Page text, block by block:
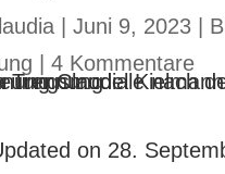
| Juni 9, 2023|
4 Kommentare
on 28.